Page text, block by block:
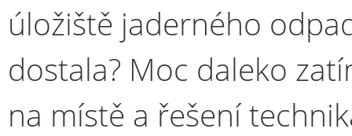
úložiště jaderného
dostala? Moc daleko
na místě a řešení